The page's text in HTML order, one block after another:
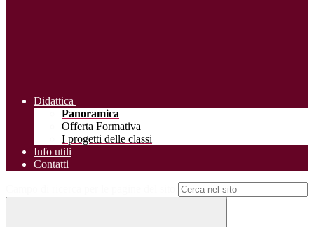
Didattica
Panoramica
Offerta Formativa
I progetti delle classi
Info utili
Contatti